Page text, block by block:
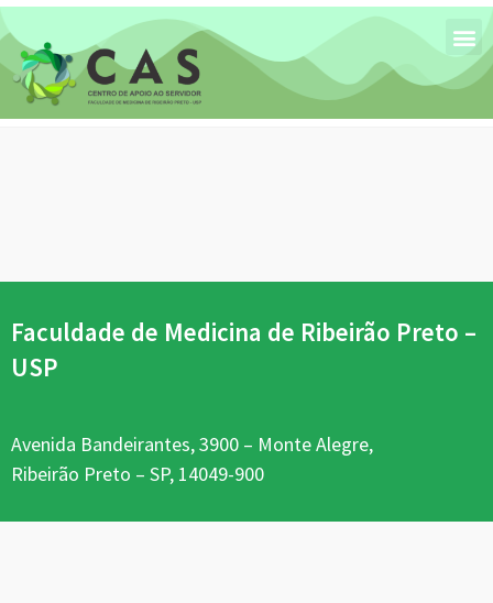
Faculdade de Medicina de Ribeirão Preto –
USP
Avenida Bandeirantes, 3900 – Monte Alegre,
Ribeirão Preto – SP, 14049-900